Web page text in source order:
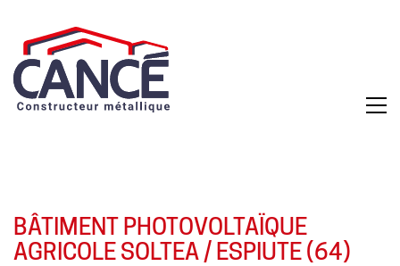
BÂTIMENT PHOTOVOLTAÏQUE
AGRICOLE SOLTEA / ESPIUTE (64)